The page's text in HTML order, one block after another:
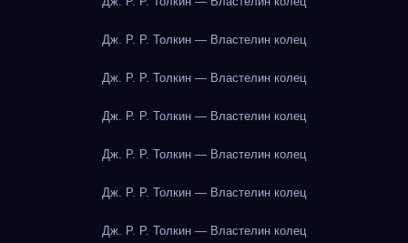
Дж. Р. Р. Толкин — Властелин колец
Дж. Р. Р. Толкин — Властелин колец
Дж. Р. Р. Толкин — Властелин колец
Дж. Р. Р. Толкин — Властелин колец
Дж. Р. Р. Толкин — Властелин колец
Дж. Р. Р. Толкин — Властелин колец